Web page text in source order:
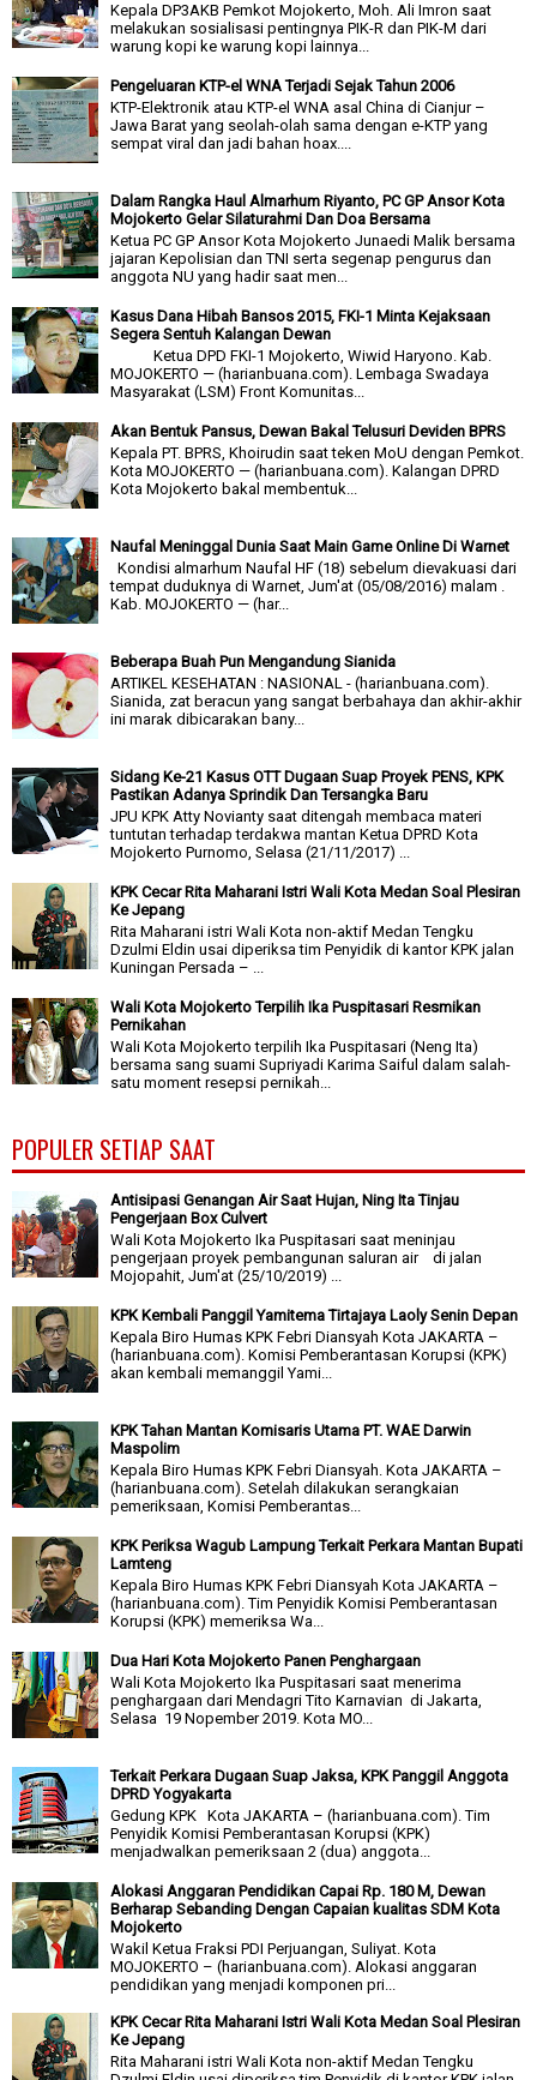
Kepala DP3AKB Pemkot Mojokerto, Moh. Ali Imron saat
melakukan sosialisasi pentingnya PIK-R dan PIK-M dari
warung kopi ke warung kopi lainnya...
Pengeluaran KTP-el WNA Terjadi Sejak Tahun 2006
KTP-Elektronik atau KTP-el WNA asal China di Cianjur –
Jawa Barat yang seolah-olah sama dengan e-KTP yang
sempat viral dan jadi bahan hoax....
Dalam Rangka Haul Almarhum Riyanto, PC GP Ansor Kota
Mojokerto Gelar Silaturahmi Dan Doa Bersama
Ketua PC GP Ansor Kota Mojokerto Junaedi Malik bersama
jajaran Kepolisian dan TNI serta segenap pengurus dan
anggota NU yang hadir saat men...
Kasus Dana Hibah Bansos 2015, FKI-1 Minta Kejaksaan
Segera Sentuh Kalangan Dewan
Ketua DPD FKI-1 Mojokerto, Wiwid Haryono. Kab.
MOJOKERTO — (harianbuana.com). Lembaga Swadaya
Masyarakat (LSM) Front Komunitas...
Akan Bentuk Pansus, Dewan Bakal Telusuri Deviden BPRS
Kepala PT. BPRS, Khoirudin saat teken MoU dengan Pemkot.
Kota MOJOKERTO — (harianbuana.com). Kalangan DPRD
Kota Mojokerto bakal membentuk...
Naufal Meninggal Dunia Saat Main Game Online Di Warnet
Kondisi almarhum Naufal HF (18) sebelum dievakuasi dari
tempat duduknya di Warnet, Jum'at (05/08/2016) malam .
Kab. MOJOKERTO — (har...
Beberapa Buah Pun Mengandung Sianida
ARTIKEL KESEHATAN : NASIONAL - (harianbuana.com).
Sianida, zat beracun yang sangat berbahaya dan akhir-akhir
ini marak dibicarakan bany...
Sidang Ke-21 Kasus OTT Dugaan Suap Proyek PENS, KPK
Pastikan Adanya Sprindik Dan Tersangka Baru
JPU KPK Atty Novianty saat ditengah membaca materi
tuntutan terhadap terdakwa mantan Ketua DPRD Kota
Mojokerto Purnomo, Selasa (21/11/2017) ...
KPK Cecar Rita Maharani Istri Wali Kota Medan Soal Plesiran
Ke Jepang
Rita Maharani istri Wali Kota non-aktif Medan Tengku
Dzulmi Eldin usai diperiksa tim Penyidik di kantor KPK jalan
Kuningan Persada – ...
Wali Kota Mojokerto Terpilih Ika Puspitasari Resmikan
Pernikahan
Wali Kota Mojokerto terpilih Ika Puspitasari (Neng Ita)
bersama sang suami Supriyadi Karima Saiful dalam salah-
satu moment resepsi pernikah...
POPULER SETIAP SAAT
Antisipasi Genangan Air Saat Hujan, Ning Ita Tinjau
Pengerjaan Box Culvert
Wali Kota Mojokerto Ika Puspitasari saat meninjau
pengerjaan proyek pembangunan saluran air di jalan
Mojopahit, Jum'at (25/10/2019) ...
KPK Kembali Panggil Yamitema Tirtajaya Laoly Senin Depan
Kepala Biro Humas KPK Febri Diansyah Kota JAKARTA –
(harianbuana.com). Komisi Pemberantasan Korupsi (KPK)
akan kembali memanggil Yami...
KPK Tahan Mantan Komisaris Utama PT. WAE Darwin
Maspolim
Kepala Biro Humas KPK Febri Diansyah. Kota JAKARTA –
(harianbuana.com). Setelah dilakukan serangkaian
pemeriksaan, Komisi Pemberantas...
KPK Periksa Wagub Lampung Terkait Perkara Mantan Bupati
Lamteng
Kepala Biro Humas KPK Febri Diansyah Kota JAKARTA –
(harianbuana.com). Tim Penyidik Komisi Pemberantasan
Korupsi (KPK) memeriksa Wa...
Dua Hari Kota Mojokerto Panen Penghargaan
Wali Kota Mojokerto Ika Puspitasari saat menerima
penghargaan dari Mendagri Tito Karnavian di Jakarta,
Selasa 19 Nopember 2019. Kota MO...
Terkait Perkara Dugaan Suap Jaksa, KPK Panggil Anggota
DPRD Yogyakarta
Gedung KPK Kota JAKARTA – (harianbuana.com). Tim
Penyidik Komisi Pemberantasan Korupsi (KPK)
menjadwalkan pemeriksaan 2 (dua) anggota...
Alokasi Anggaran Pendidikan Capai Rp. 180 M, Dewan
Berharap Sebanding Dengan Capaian kualitas SDM Kota
Mojokerto
Wakil Ketua Fraksi PDI Perjuangan, Suliyat. Kota
MOJOKERTO – (harianbuana.com). Alokasi anggaran
pendidikan yang menjadi komponen pri...
KPK Cecar Rita Maharani Istri Wali Kota Medan Soal Plesiran
Ke Jepang
Rita Maharani istri Wali Kota non-aktif Medan Tengku